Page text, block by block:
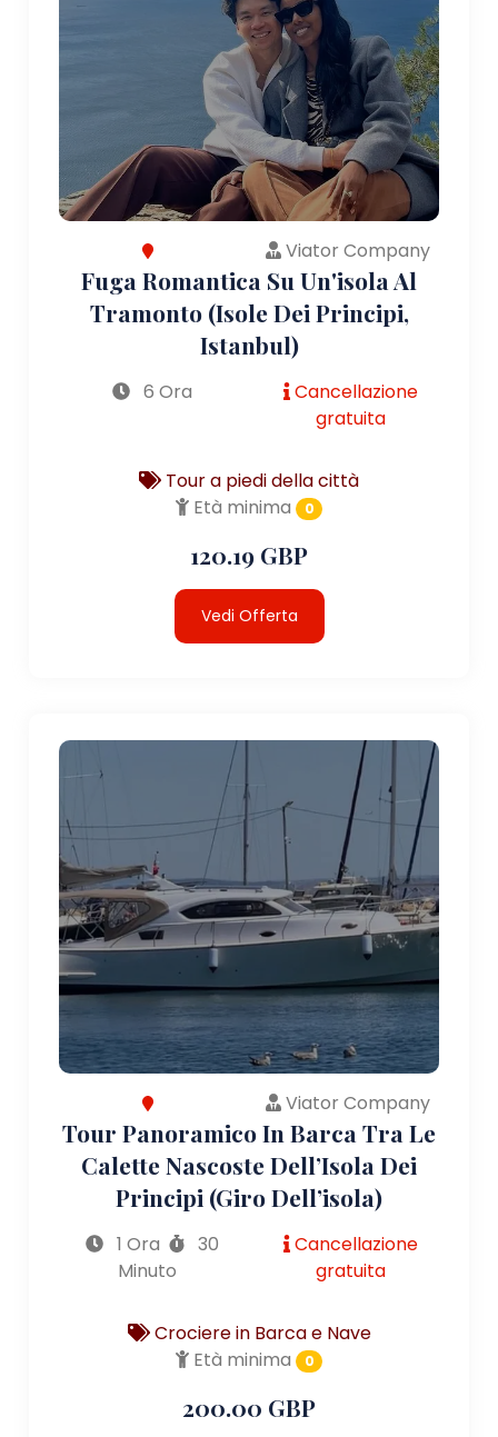
Viator Company
Fuga Romantica Su Un'isola Al
Tramonto (Isole Dei Principi,
Istanbul)
6 Ora
Cancellazione
gratuita
Tour a piedi della città
Età minima
0
120.19 GBP
Vedi Offerta
Viator Company
Tour Panoramico In Barca Tra Le
Calette Nascoste Dell’Isola Dei
Principi (giro Dell’isola)
1 Ora
30
Minuto
Cancellazione
gratuita
Crociere in Barca e Nave
Età minima
0
200.00 GBP